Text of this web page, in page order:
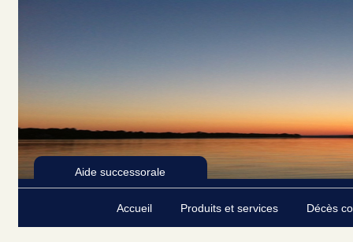
Aide successorale
Accueil Produits et services Décès